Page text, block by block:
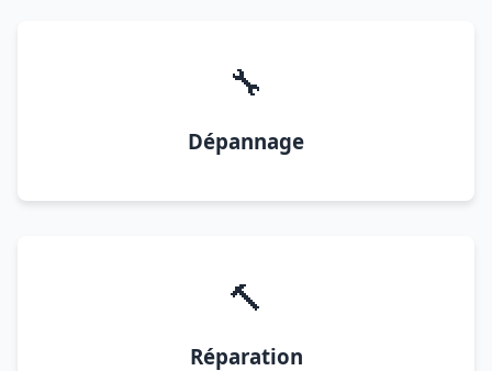
🔧
Dépannage
🔨
Réparation